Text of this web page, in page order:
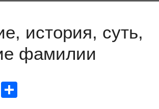
история, суть,
фамилии
E